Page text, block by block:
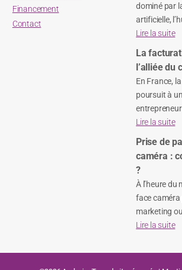
Financement
Contact
dominé par
artificielle,
Lire la suite
La
l’alliée du
En France,
poursuit à
Lire la suite
Prise de
caméra :
?
À l’heure du
face caméra
marketing
Lire la suite